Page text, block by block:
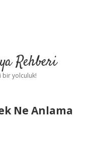
Rehberi
bir yolculuk!
Ne Anlama